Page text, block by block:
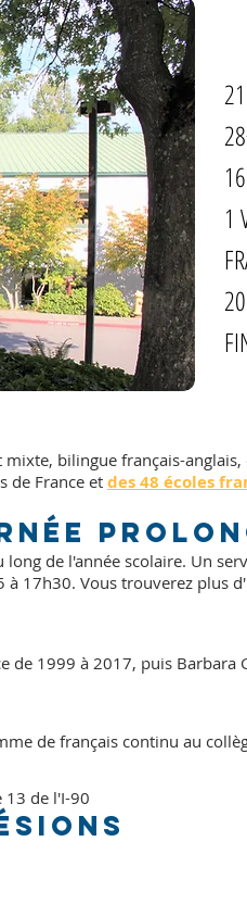
1
bilingue français-
de France etdes 48 écoles
de l'année scolaire. Un
à 17h30. Vous trouverez plus
de 1999 à 2017, puis Barbara
de français continu au
13 de l'I-90